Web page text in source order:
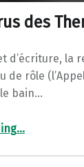
des
d’écriture, la
de rôle
bain…
“Les disparus des Thermes”
…